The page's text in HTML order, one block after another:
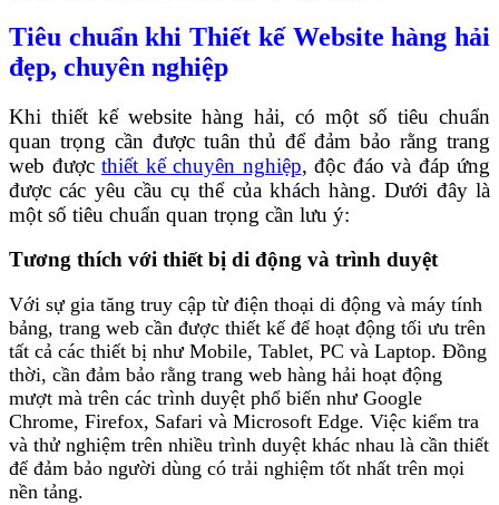
Tiêu chuẩn khi Thiết kế Website hàng hải
đẹp, chuyên nghiệp
Khi thiết kế website hàng hải, có một số tiêu chuẩn
quan trọng cần được tuân thủ để đảm bảo rằng trang
web được thiết kế chuyên nghiệp, độc đáo và đáp ứng
được các yêu cầu cụ thể của khách hàng. Dưới đây là
một số tiêu chuẩn quan trọng cần lưu ý:
Tương thích với thiết bị di động và trình duyệt
Với sự gia tăng truy cập từ điện thoại di động và máy tính
bảng, trang web cần được thiết kế để hoạt động tối ưu trên
tất cả các thiết bị như Mobile, Tablet, PC và Laptop. Đồng
thời, cần đảm bảo rằng trang web hàng hải hoạt động
mượt mà trên các trình duyệt phổ biến như Google
Chrome, Firefox, Safari và Microsoft Edge. Việc kiểm tra
và thử nghiệm trên nhiều trình duyệt khác nhau là cần thiết
để đảm bảo người dùng có trải nghiệm tốt nhất trên mọi
nền tảng.